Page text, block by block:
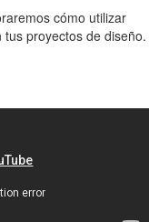
cómo utilizar
proyectos de diseño.